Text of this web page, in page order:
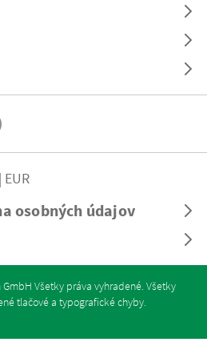
osobných údajov
Všetky práva vyhradené. Všetky
tlačové a typografické chyby.